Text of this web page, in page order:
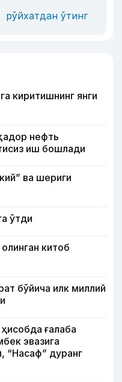
рўйхатдан ўтинг
киритишнинг янги
нефть
иш бошлади
ва шериги
ўтди
китоб
бўйича илк миллий
ғалаба
эвазига
“Насаф” дуранг